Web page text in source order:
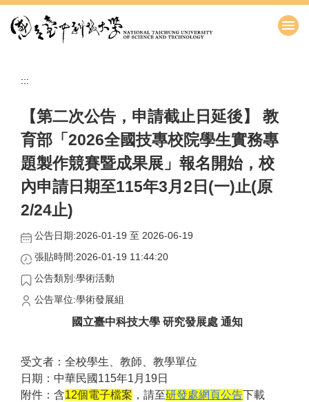
到
:::
【第二次公告，申請截止日延後】 教
育部「2026全國技專校院學生實務專
題製作競賽暨成果展」報名開始，校
內申請日期至115年3月2日(一)止(原
2/24止)
公告日期:2026-01-19 至 2026-06-19
張貼時間:2026-01-19 11:44:20
公告類別:學術活動
公告單位:學術發展組
國立臺中科技大學 研究發展處 通知
受文者：全校學生、教師、教學單位
日期：中華民國115年1月19日
附件：含12個電子檔案 ，請至研發處網頁公告下載